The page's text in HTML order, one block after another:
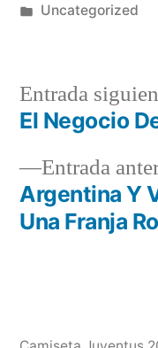
por
Publicado
Uncategorized
de
entradas
Entrada
Argentina Y
Una Franja
Entrada
El Negocio